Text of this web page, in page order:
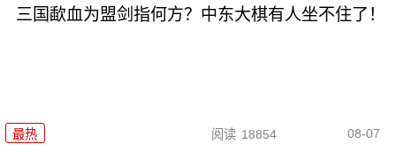
三国歃血为盟剑指何方？中东大棋有人坐不住了！
最热 阅读 18854 08-07